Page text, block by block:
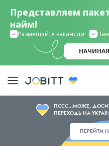
Представляем
найм!
Размещайте вакансии
ПССС...МОЖЕ,
ПЕРЕХОДЬ НА
ПЕРЕЙТИ